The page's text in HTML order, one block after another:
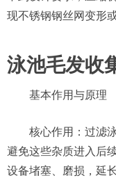
现不锈钢钢丝网变形
泳池毛发收
基本作用与原理
核心作用：过滤
避免这些杂质进入后
设备堵塞、磨损，延